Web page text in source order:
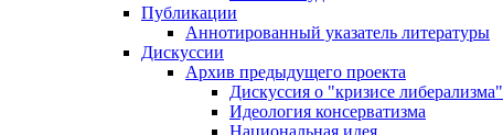
Публикации
Аннотированный указатель литературы
Дискуссии
Архив предыдущего проекта
Дискуссия о "кризисе либерализма"
Идеология консерватизма